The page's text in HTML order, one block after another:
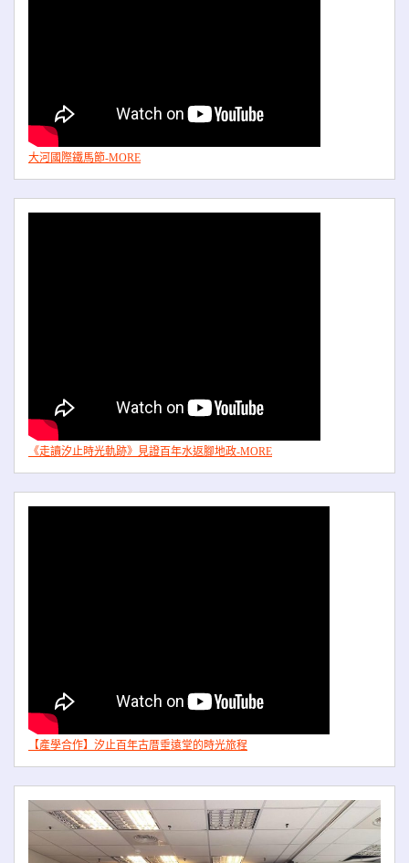
大河國際鐵馬節-MORE
《走讀汐止時光軌跡》見證百年水返腳地政-MORE
【產學合作】汐止百年古厝垂遠堂的時光旅程